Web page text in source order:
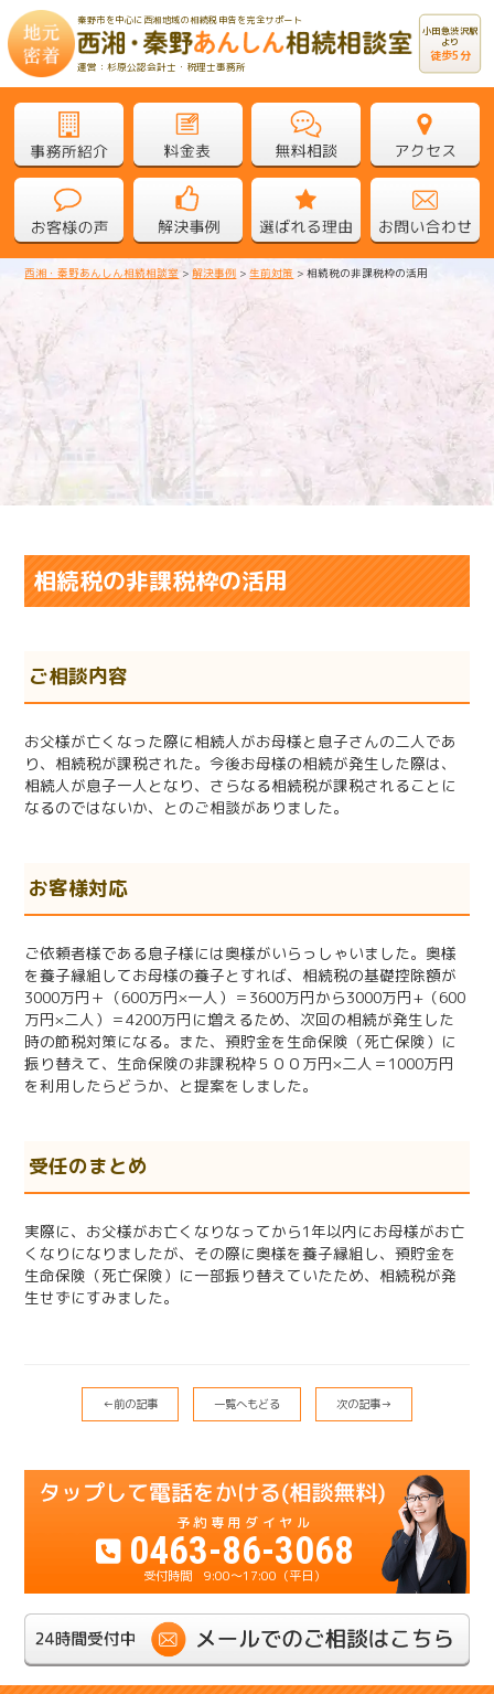
秦野市を中心に西湘地域の相続税申告を完全サポート
運営：杉原公認会計士・税理士事務所
小田急渋沢駅
より
徒歩5分
西湘・秦野あんしん相続相談室 >解決事例 >生前対策 >相続税の非課税枠の活用
相続税の非課税枠の活用
相続税の非課税枠の活用
ご相談内容
お父様が亡くなった際に相続人がお母様と息子さんの二人であ
り、相続税が課税された。今後お母様の相続が発生した際は、
相続人が息子一人となり、さらなる相続税が課税されることに
なるのではないか、とのご相談がありました。
お客様対応
ご依頼者様である息子様には奥様がいらっしゃいました。奥様
を養子縁組してお母様の養子とすれば、相続税の基礎控除額が
3000万円＋（600万円×一人）＝3600万円から3000万円+（600
万円×二人）＝4200万円に増えるため、次回の相続が発生した
時の節税対策になる。また、預貯金を生命保険（死亡保険）に
振り替えて、生命保険の非課税枠５００万円×二人＝1000万円
を利用したらどうか、と提案をしました。
受任のまとめ
実際に、お父様がお亡くなりなってから1年以内にお母様がお亡
くなりになりましたが、その際に奥様を養子縁組し、預貯金を
生命保険（死亡保険）に一部振り替えていたため、相続税が発
生せずにすみました。
←前の記事 一覧へもどる 次の記事→
0463-86-3068
9:00～17:00（平日）